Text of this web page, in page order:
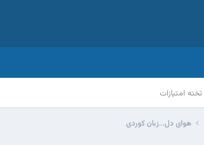
تخته امتیازات
هوای دل...زبان کوردی